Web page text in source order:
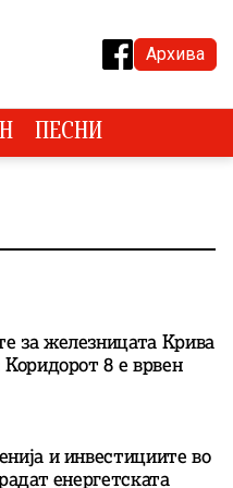
Архива
ПЕСНИ
за железницата Крива
8 е врвен
и инвестициите во
енергетската